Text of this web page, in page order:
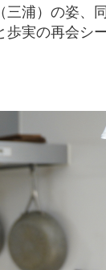
浦）の姿、
歩実の再会シ